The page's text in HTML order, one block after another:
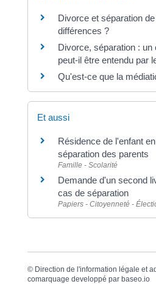
Divorce et séparation
différences ?
Divorce, séparation : un
peut-il être entendu par
Qu'est-ce que la
Et aussi
Résidence de l'enfant
séparation des parents
Famille - Scolarité
Demande d'un second
cas de séparation
Papiers - Citoyenneté -
© Direction de l'information légale et
comarquage developpé par baseo.io